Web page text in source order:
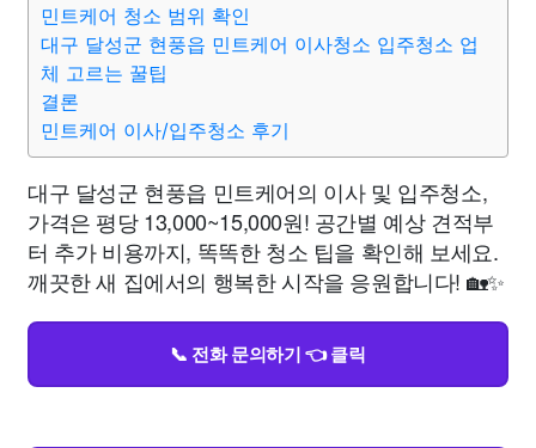
민트케어 청소 범위 확인
대구 달성군 현풍읍 민트케어 이사청소 입주청소 업
체 고르는 꿀팁
결론
민트케어 이사/입주청소 후기
대구 달성군 현풍읍 민트케어의 이사 및 입주청소,
가격은 평당 13,000~15,000원! 공간별 예상 견적부
터 추가 비용까지, 똑똑한 청소 팁을 확인해 보세요.
깨끗한 새 집에서의 행복한 시작을 응원합니다! 🏡✨
📞 전화 문의하기 👈 클릭